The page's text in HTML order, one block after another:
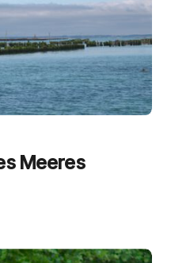
Meeres